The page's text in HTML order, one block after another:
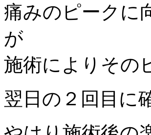
痛みのピークに
が
施術によりその
翌日の２回目に